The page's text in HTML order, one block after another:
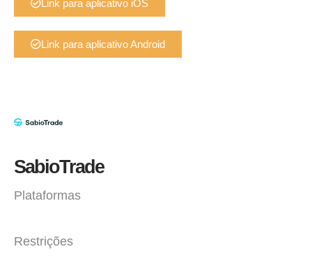
Link para aplicativo iOS
Link para aplicativo Android
SabioTrade
Plataformas
Restrições